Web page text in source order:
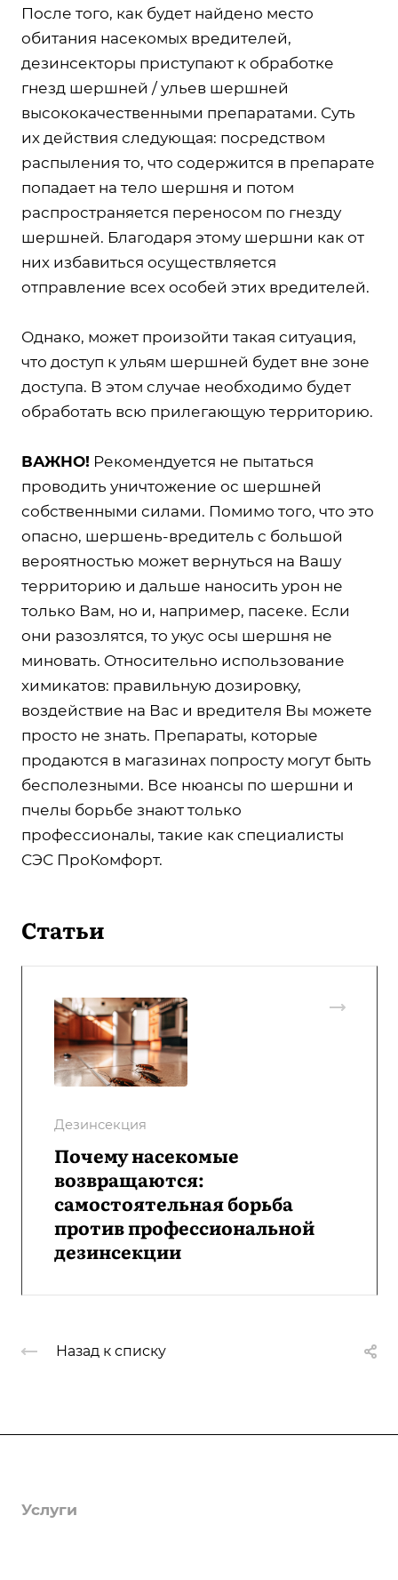
После того, как будет найдено место
обитания насекомых вредителей,
дезинсекторы приступают к обработке
гнезд шершней / ульев шершней
высококачественными препаратами. Суть
их действия следующая: посредством
распыления то, что содержится в препарате
попадает на тело шершня и потом
распространяется переносом по гнезду
шершней. Благодаря этому шершни как от
них избавиться осуществляется
отправление всех особей этих вредителей.
Однако, может произойти такая ситуация,
что доступ к ульям шершней будет вне зоне
доступа. В этом случае необходимо будет
обработать всю прилегающую территорию.
ВАЖНО! Рекомендуется не пытаться
проводить уничтожение ос шершней
собственными силами. Помимо того, что это
опасно, шершень-вредитель с большой
вероятностью может вернуться на Вашу
территорию и дальше наносить урон не
только Вам, но и, например, пасеке. Если
они разозлятся, то укус осы шершня не
миновать. Относительно использование
химикатов: правильную дозировку,
воздействие на Вас и вредителя Вы можете
просто не знать. Препараты, которые
продаются в магазинах попросту могут быть
бесполезными. Все нюансы по шершни и
пчелы борьбе знают только
профессионалы, такие как специалисты
СЭС ПроКомфорт.
Статьи
Дезинсекция
Почему насекомые
возвращаются:
самостоятельная борьба
против профессиональной
дезинсекции
Назад к списку
О компании
Услуги